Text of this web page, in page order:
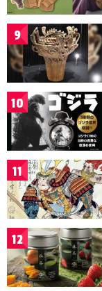
9
10
11
12